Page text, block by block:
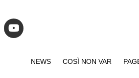
NEWS COSÌ NON VAR